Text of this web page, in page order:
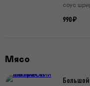
соус
990 ₽
Мясо